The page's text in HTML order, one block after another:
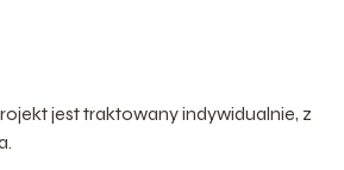
jest traktowany indywidualnie, z